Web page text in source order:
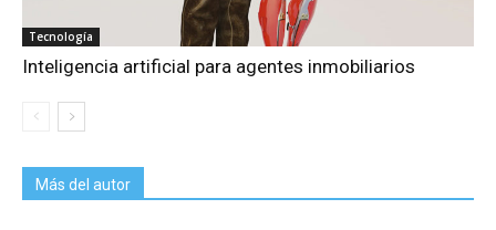
Tecnología
Inteligencia artificial para agentes inmobiliarios
Más del autor